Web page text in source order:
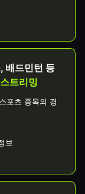
배드민턴 등
트리밍
포츠 종목의 경
보